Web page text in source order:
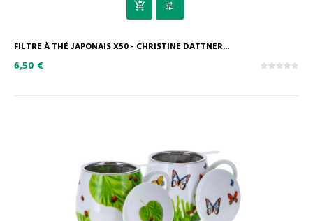
FILTRE À THÉ JAPONAIS X50 - CHRISTINE DATTNER...
6,50 €